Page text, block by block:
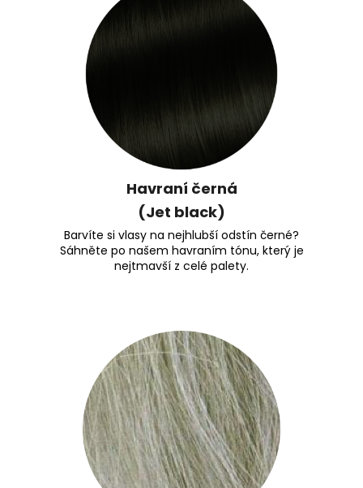
Havraní černá
(Jet black)
Barvíte si vlasy na nejhlubší odstín černé?
Sáhněte po našem havraním tónu, který je
nejtmavší z celé palety.